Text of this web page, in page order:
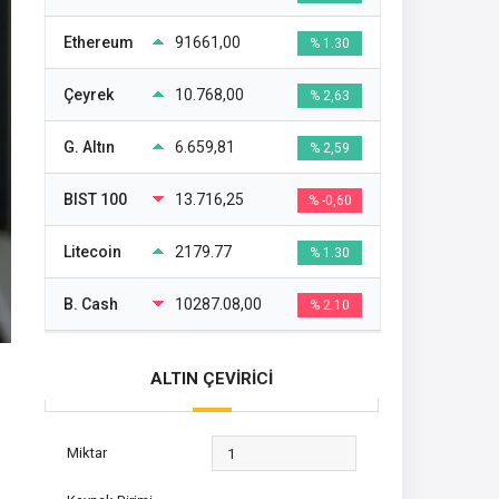
Ethereum 91661,00 % 1.30
Çeyrek 10.768,00 % 2,63
G. Altın 6.659,81 % 2,59
BIST 100 13.716,25 % -0,60
Litecoin 2179.77 % 1.30
B. Cash 10287.08,00 % 2.10
ALTIN ÇEVİRİCİ
Miktar